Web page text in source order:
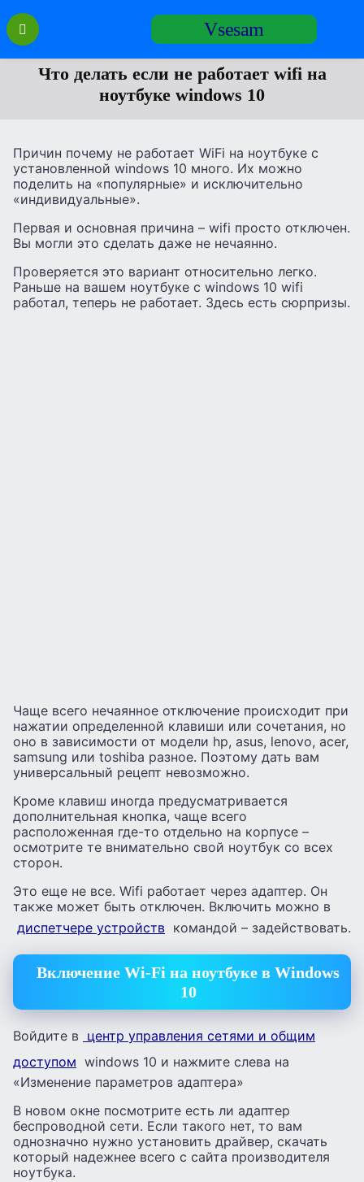
Перейти
содержанию
Vsesam
Что делать если не работает wifi на
ноутбуке windows 10
Причин почему не работает WiFi на ноутбуке с
установленной windows 10 много. Их можно
поделить на «популярные» и исключительно
«индивидуальные».
Первая и основная причина – wifi просто отключен.
Вы могли это сделать даже не нечаянно.
Проверяется это вариант относительно легко.
Раньше на вашем ноутбуке с windows 10 wifi
работал, теперь не работает. Здесь есть сюрпризы.
Чаще всего нечаянное отключение происходит при
нажатии определенной клавиши или сочетания, но
оно в зависимости от модели hp, asus, lenovo, acer,
samsung или toshiba разное. Поэтому дать вам
универсальный рецепт невозможно.
Кроме клавиш иногда предусматривается
дополнительная кнопка, чаще всего
расположенная где-то отдельно на корпусе –
осмотрите те внимательно свой ноутбук со всех
сторон.
Это еще не все. Wifi работает через адаптер. Он
также может быть отключен. Включить можно в
диспетчере устройств командой – задействовать.
Включение Wi-Fi на ноутбуке в Windows
10
Войдите в центр управления сетями и общим
доступом windows 10 и нажмите слева на
«Изменение параметров адаптера»
В новом окне посмотрите есть ли адаптер
беспроводной сети. Если такого нет, то вам
однозначно нужно установить драйвер, скачать
который надежнее всего с сайта производителя
ноутбука.